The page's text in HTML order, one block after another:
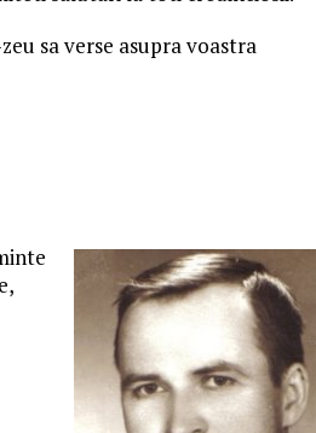
sa verse asupra voastra